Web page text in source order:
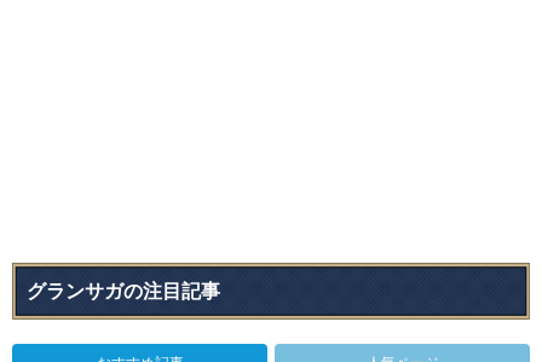
グランサガの注目記事